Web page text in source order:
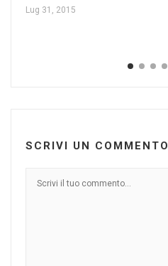
Lug 31, 2015
SCRIVI UN COMMENTO